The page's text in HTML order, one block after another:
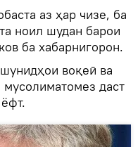
аз ҳар чизе, ба
ноил шудан барои
ба хабарнигорон.
воқеӣ ва
даст